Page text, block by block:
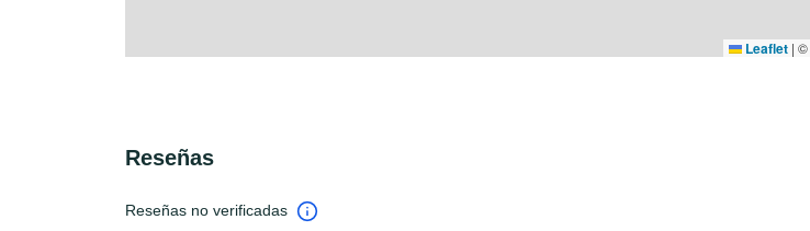
Leaflet | ©
Reseñas
Reseñas no verificadas